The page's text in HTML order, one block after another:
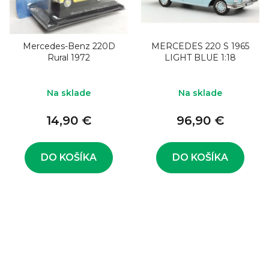
Mercedes-Benz 220D
Rural 1972
Na sklade
14,90 €
DO KOŠÍKA
MERCEDES 220 S 1965
LIGHT BLUE 1:18
Na sklade
96,90 €
DO KOŠÍKA